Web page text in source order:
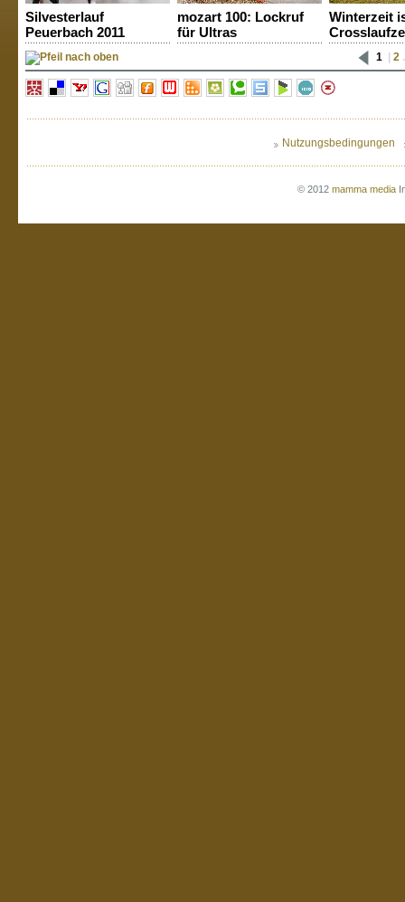
Silvesterlauf
Peuerbach 2011
mozart 100: Lockruf
für Ultras
Winterzeit
1| 2
Nutzungsbedingungen
© 2012 mamma media